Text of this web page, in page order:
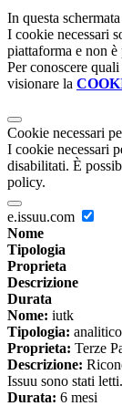
In questa
I cookie necessari
piattaforma e non
Per conoscere
visionare la
Cookie necessari
I cookie necessari
disabilitati. È
policy.
e.issuu.com
Nome
Tipologia
Proprieta
Descrizione
Durata
Nome: iutk
Tipologia: analitico
Proprieta: Terze
Descrizione:
Issuu sono stati letti.
Durata: 6 mesi